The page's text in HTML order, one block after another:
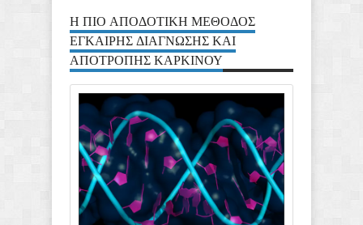
Η ΠΙΟ ΑΠΟΔΟΤΙΚΗ ΜΕΘΟΔΟΣ
ΕΓΚΑΙΡΗΣ ΔΙΑΓΝΩΣΗΣ ΚΑΙ
ΑΠΟΤΡΟΠΗΣ ΚΑΡΚΙΝΟΥ